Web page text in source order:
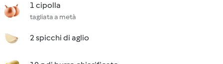
1 cipolla
tagliata a metà
2 spicchi di aglio